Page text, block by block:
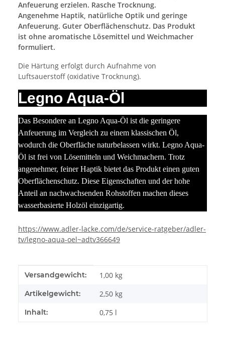
Anfeuerung erzielen. Rasche Trocknung.
Angenehme Haptik, natürliche Optik und geringe
Anfeuerung. Guter Oberflächenschutz. Das Produkt
ist ohne aromatische Lösemittel und Weichmacher
formuliert.
Die Härtung erfolgt durch Aufnahme von
Luftsauerstoff (oxidative Trocknung).
Legno Aqua-Öl
Das Besondere an Legno Aqua-Öl ist die geringere
Anfeuerung im Vergleich zu einem klassischen Öl,
wodurch die Oberfläche naturbelassen wirkt. Legno Aqua-
Öl ist frei von Lösemitteln und Weichmachern. Trotz
angenehmer, feiner Haptik bietet das Produkt einen guten
Oberflächenschutz. Diese Eigenschaften und der hohe
Anteil an nachwachsenden Rohstoffen machen dieses
wasserbasierte Holzöl einzigartig.
https://www.adler-lacke.com/de/service-ratgeber/adler-
tv/legno-aqua-oel~adtv366649
Produkteigenschaft
Wert
Versandgewicht: 1,00 kg
Artikelgewicht: 2,50 kg
Inhalt: 0,75 l